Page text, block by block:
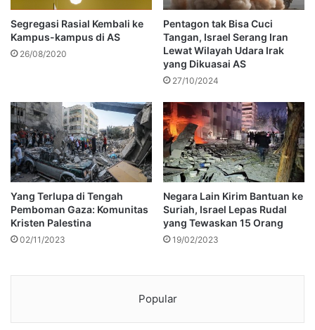
Segregasi Rasial Kembali ke
Kampus-kampus di AS
26/08/2020
Pentagon tak Bisa Cuci
Tangan, Israel Serang Iran
Lewat Wilayah Udara Irak
yang Dikuasai AS
27/10/2024
Yang Terlupa di Tengah
Pemboman Gaza: Komunitas
Kristen Palestina
02/11/2023
Negara Lain Kirim Bantuan ke
Suriah, Israel Lepas Rudal
yang Tewaskan 15 Orang
19/02/2023
Popular